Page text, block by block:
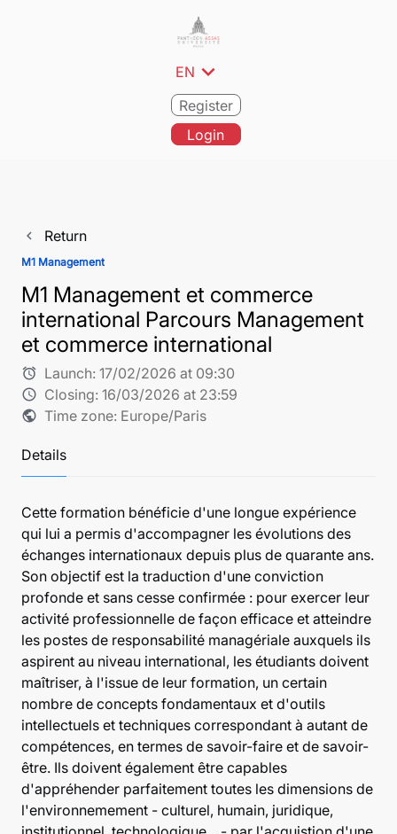
EN expand_more
Register
Login
navigate_before Return
M1 Management
M1 Management et commerce
international Parcours Management
et commerce international
alarm Launch: 17/02/2026 at 09:30
schedule Closing: 16/03/2026 at 23:59
public Time zone: Europe/Paris
Details
Cette formation bénéficie d'une longue expérience
qui lui a permis d'accompagner les évolutions des
échanges internationaux depuis plus de quarante ans.
Son objectif est la traduction d'une conviction
profonde et sans cesse confirmée : pour exercer leur
activité professionnelle de façon efficace et atteindre
les postes de responsabilité managériale auxquels ils
aspirent au niveau international, les étudiants doivent
maîtriser, à l'issue de leur formation, un certain
nombre de concepts fondamentaux et d'outils
intellectuels et techniques correspondant à autant de
compétences, en termes de savoir-faire et de savoir-
être. Ils doivent également être capables
d'appréhender parfaitement toutes les dimensions de
l'environnemement - culturel, humain, juridique,